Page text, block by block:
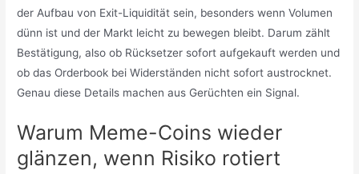
der Aufbau von Exit-Liquidität sein, besonders wenn Volumen
dünn ist und der Markt leicht zu bewegen bleibt. Darum zählt
Bestätigung, also ob Rücksetzer sofort aufgekauft werden und
ob das Orderbook bei Widerständen nicht sofort austrocknet.
Genau diese Details machen aus Gerüchten ein Signal.
Warum Meme-Coins wieder
glänzen, wenn Risiko rotiert